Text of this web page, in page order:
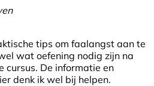
tips om faalangst aan te
wat oefening nodig zijn na
cursus. De informatie en
denk ik wel bij helpen.